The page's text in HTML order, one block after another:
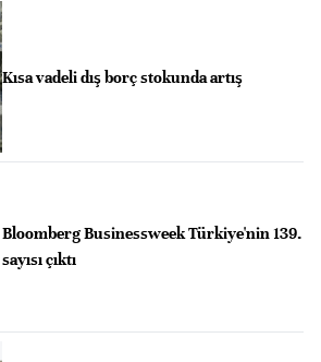
Kısa vadeli dış borç stokunda artış
Bloomberg Businessweek Türkiye'nin 139.
sayısı çıktı